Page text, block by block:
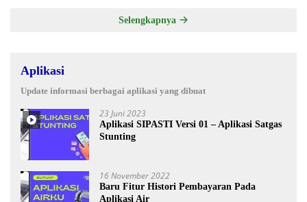
Selengkapnya
Aplikasi
Update informasi berbagai aplikasi yang dibuat
23 Juni 2023
Aplikasi SIPASTI Versi 01 – Aplikasi Satgas
Stunting
16 November 2022
Baru Fitur Histori Pembayaran Pada
Aplikasi Air